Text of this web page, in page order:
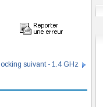
suivant - 1.4 GHz